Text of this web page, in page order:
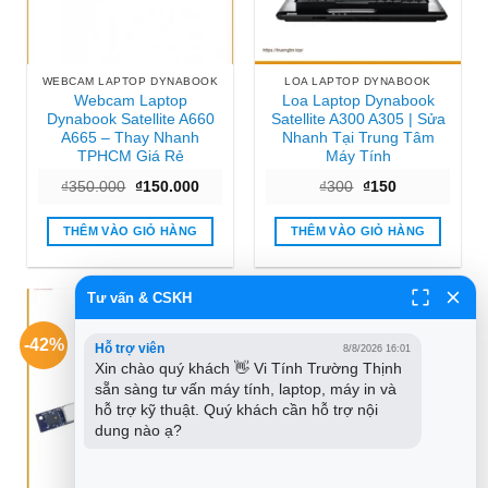
WEBCAM LAPTOP DYNABOOK
Webcam Laptop
Dynabook Satellite A660
A665 – Thay Nhanh
TPHCM Giá Rẻ
₫350.000 Giá
là:
₫350.000.
₫150.000Giá
tại
₫150.000.
THÊM VÀO GIỎ HÀNG
LOA LAPTOP DYNABOOK
Loa Laptop Dynabook
Satellite A300 A305 | Sửa
Nhanh Tại Trung Tâm
Máy Tính
₫300 Giá
là:
₫300.
₫150Giá
tại
là:
₫150.
THÊM VÀO GIỎ HÀNG
-42%
Tư vấn & CSKH
Hỗ trợ viên 8/8/2026 16:01
Xin chào quý khách 👋 Vi Tính Trường Thịnh
sẵn sàng tư vấn máy tính, laptop, máy in và
hỗ trợ kỹ thuật. Quý khách cần hỗ trợ nội
dung nào ạ?